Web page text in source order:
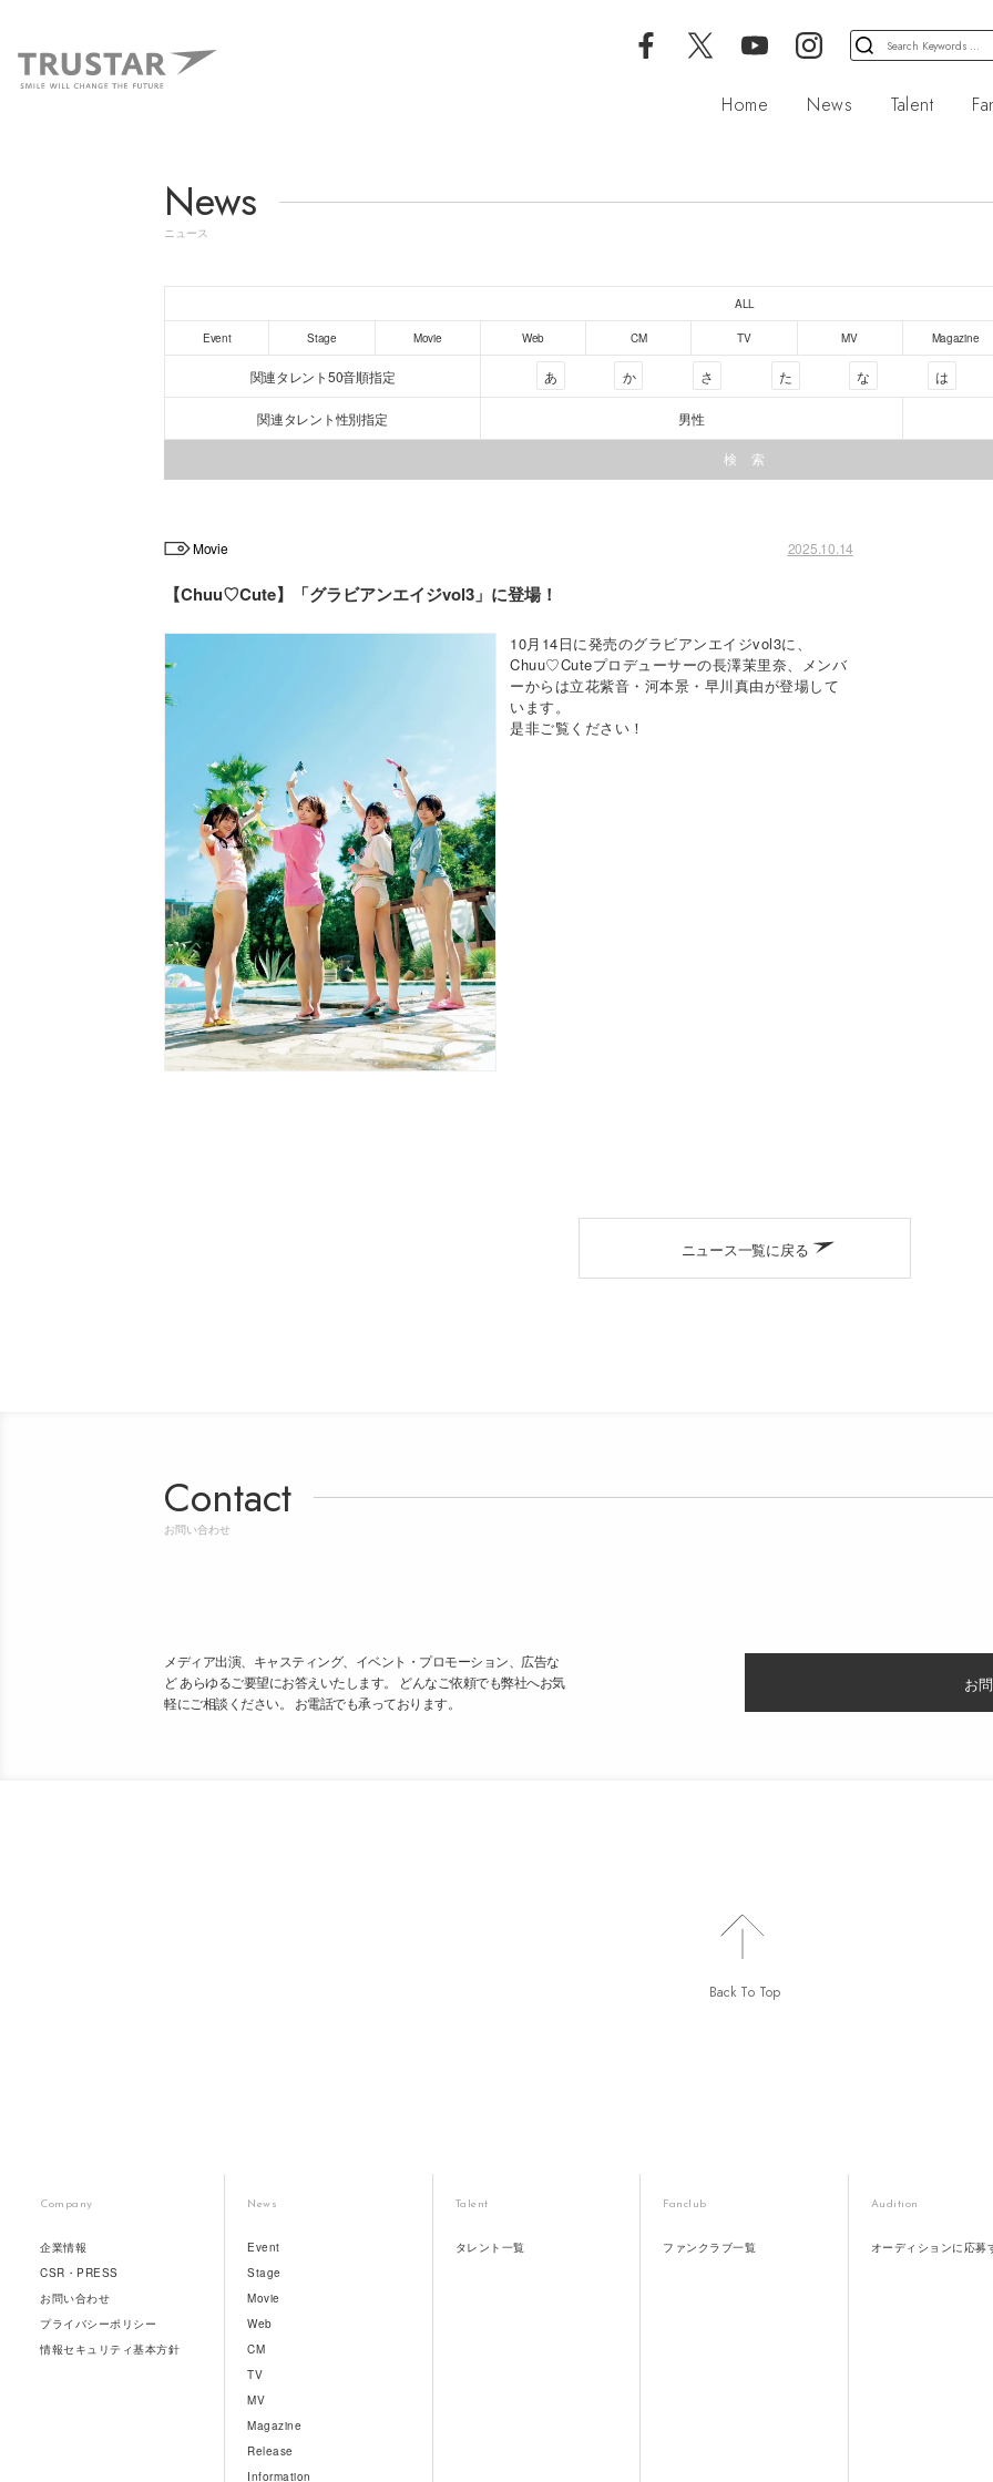
検
索
象:
Home News Talent
News
ニュース
ALL
Event Stage Movie Web CM TV MV Magazine
関連タレント50音順指定 あ か さ た な は
関連タレント性別指定 男性
Movie 2025.10.14
【Chuu♡Cute】「グラビアンエイジvol3」に登場！
10月14日に発売のグラビアンエイジvol3に、
Chuu♡Cuteプロデューサーの長澤茉里奈、メンバ
ーからは立花紫音・河本景・早川真由が登場して
います。
是非ご覧ください！
ニュース一覧に戻る
Contact
お問い合わせ
メディア出演、キャスティング、イベント・プロモーション、広告な
ど あらゆるご要望にお答えいたします。 どんなご依頼でも弊社へお気
軽にご相談ください。 お電話でも承っております。
お
Back To Top
Company
企業情報
CSR・PRESS
お問い合わせ
プライバシーポリシー
情報セキュリティ基本方針
News
Event
Stage
Movie
Web
CM
TV
MV
Magazine
Release
Information
Talent
タレント一覧
Fanclub
ファンクラブ一覧
Audition
オーディションに応募